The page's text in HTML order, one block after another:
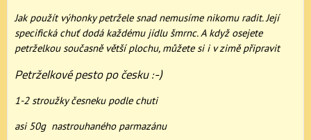
Jak použít výhonky petržele snad nemusíme nikomu radit. Její
specifická chuť dodá každému jídlu šmrnc. A když osejete
petrželkou současně větší plochu, můžete si i v zimě připravit
Petrželkové pesto po česku :-)
1-2 stroužky česneku podle chuti
asi 50g nastrouhaného parmazánu